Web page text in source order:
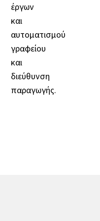
έργων
και
αυτοματισμού
γραφείου
και
διεύθυνση
παραγωγής.